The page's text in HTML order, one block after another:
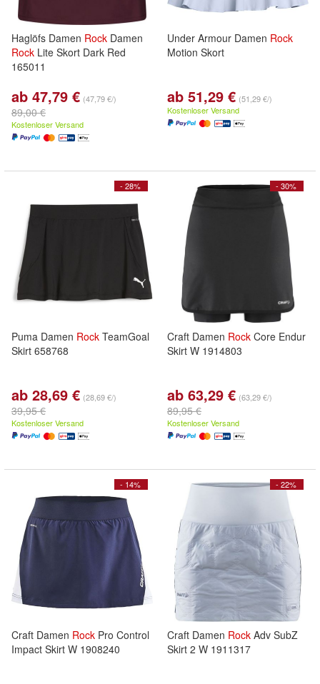
Haglöfs Damen Rock Damen
Rock Lite Skort Dark Red
165011
ab 47,79 € (47,79 €/)
89,00 €
Kostenloser Versand
Under Armour Damen Rock
Motion Skort
ab 51,29 € (51,29 €/)
Kostenloser Versand
- 28%
Puma Damen Rock TeamGoal
Skirt 658768
ab 28,69 € (28,69 €/)
39,95 €
Kostenloser Versand
- 30%
Craft Damen Rock Core Endur
Skirt W 1914803
ab 63,29 € (63,29 €/)
89,95 €
Kostenloser Versand
- 14%
Craft Damen Rock Pro Control
Impact Skirt W 1908240
- 22%
Craft Damen Rock Adv SubZ
Skirt 2 W 1911317